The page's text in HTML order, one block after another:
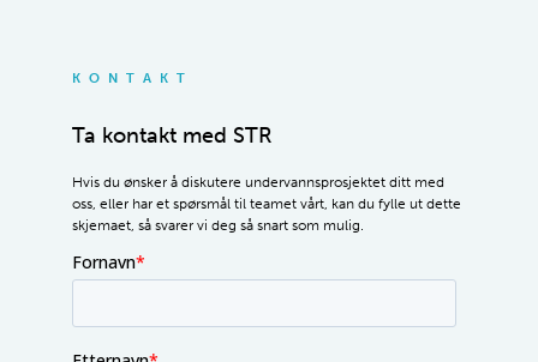
KONTAKT
Ta kontakt med STR
Hvis du ønsker å diskutere undervannsprosjektet ditt med
oss, eller har et spørsmål til teamet vårt, kan du fylle ut dette
skjemaet, så svarer vi deg så snart som mulig.